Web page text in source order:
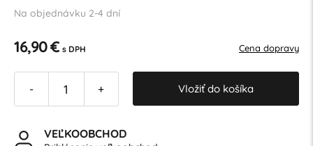
Na objednávku 2-4 dní
16,90 € s DPH Cena dopravy
- + Vložiť do košíka
VEĽKOOBCHOD